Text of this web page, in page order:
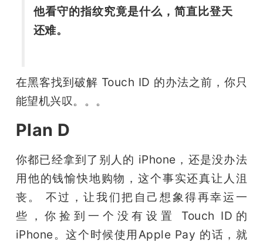
他看守的指纹究竟是什么，简直比登天
还难。
在黑客找到破解 Touch ID 的办法之前，你只
能望机兴叹。。。
Plan D
你都已经拿到了别人的 iPhone，还是没办法
用他的钱愉快地购物，这个事实还真让人沮
丧。 不过，让我们把自己想象得再幸运一
些，你捡到一个没有设置 Touch ID的
iPhone。这个时候使用Apple Pay 的话，就